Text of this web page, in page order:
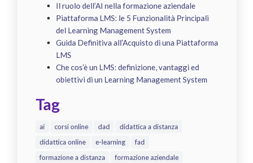
Il ruolo dell’AI nella formazione aziendale
Piattaforma LMS: le 5 Funzionalità Principali
del Learning Management System
Guida Definitiva all’Acquisto di una Piattaforma
LMS
Che cos’è un LMS: definizione, vantaggi ed
obiettivi di un Learning Management System
Tag
ai corsi online dad
didattica a distanza
didattica online
e-learning
fad
formazione a distanza
formazione aziendale